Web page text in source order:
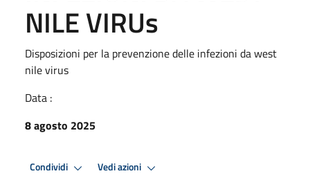
NILE VIRUs
Disposizioni per la prevenzione delle infezioni da west
nile virus
Data :
8 agosto 2025
Condividi Vedi azioni